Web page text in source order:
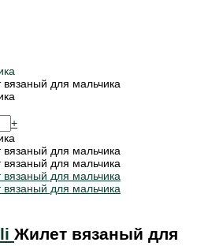
+
Жилет вязаный для